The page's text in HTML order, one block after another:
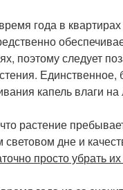
года в
поэтому следует
капель влаги
растение
дне и
просто убрать